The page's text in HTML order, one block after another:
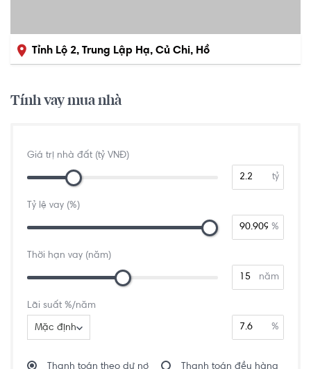
Tỉnh Lộ 2, Trung Lập Hạ, Củ Chi, Hồ
Tính vay mua nhà
Giá trị nhà đất (tỷ VNĐ)
tỷ
Tỷ lệ vay (%)
%
Thời hạn vay (năm)
năm
Lãi suất %/năm
Mặc định %
Thanh toán theo dư nợ Thanh toán đều hàng